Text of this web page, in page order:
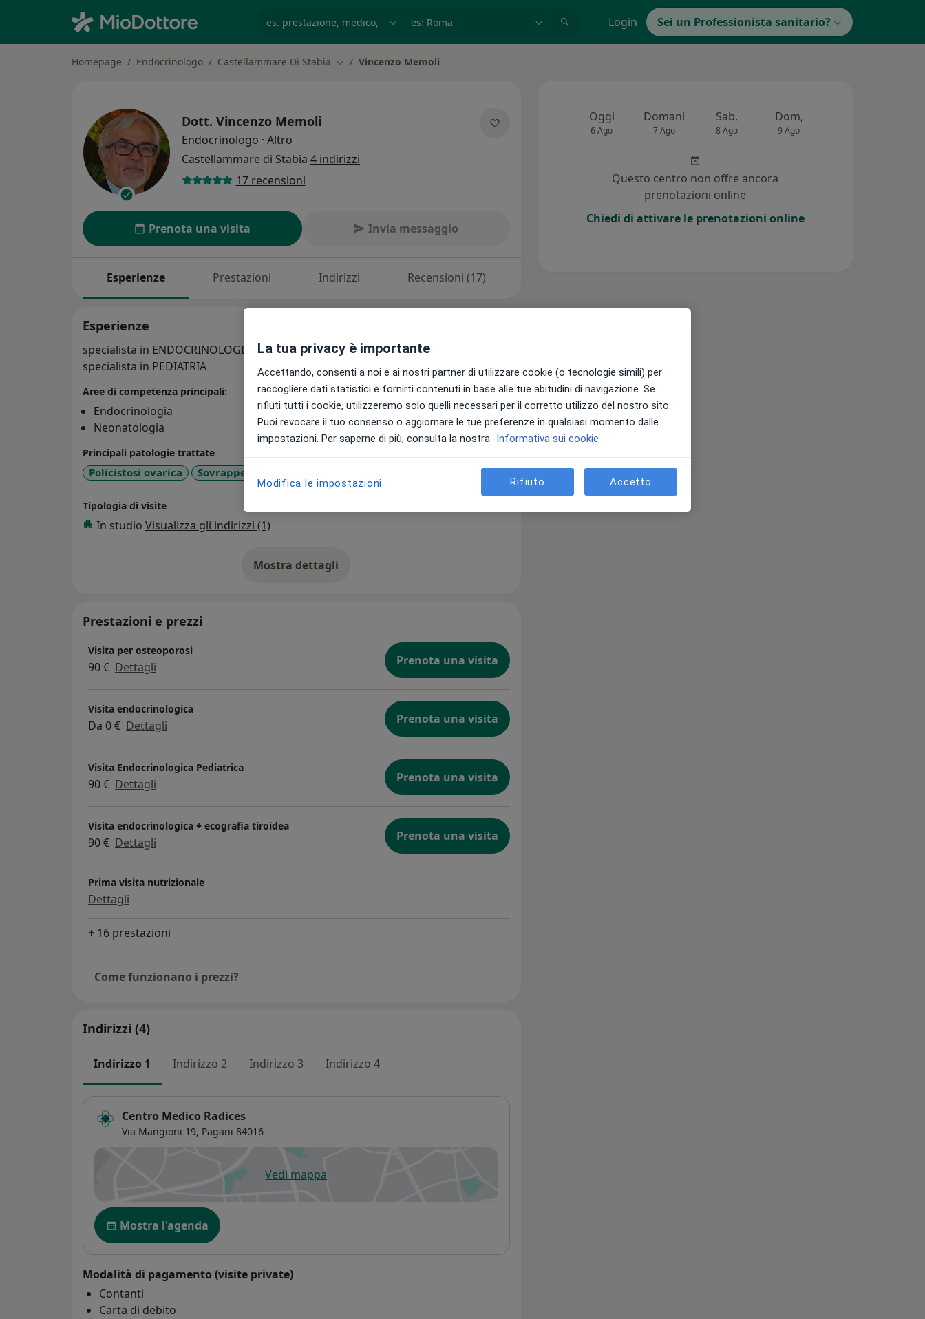
Login Sei un Professionista sanitario?
Homepage Endocrinologo Castellammare Di Stabia Cambia città
Vincenzo Memoli
Dott. Vincenzo Memoli
Endocrinologo · Altro
Castellammare di Stabia 4 indirizzi
17 recensioni
Prenota una visita Invia messaggio
Esperienze Prestazioni Indirizzi Recensioni (17)
Esperienze
specialista in ENDOCRINOLOGIA
specialista in PEDIATRIA
Aree di competenza principali:
Endocrinologia
Neonatologia
Principali patologie trattate
Policistosi ovarica Sovrappeso a11y_sr_more_diseases
Tipologia di visite
In studio Visualizza gli indirizzi (1)
Mostra dettagli
sull'esperienza
Prestazioni e prezzi
Visita per osteoporosi
90 € Dettagli Prenota una visita
Visita endocrinologica
Da 0 € Dettagli Prenota una visita
Visita Endocrinologica Pediatrica
90 € Dettagli Prenota una visita
Visita endocrinologica + ecografia tiroidea
90 € Dettagli Prenota una visita
Prima visita nutrizionale
Dettagli
+ 16 prestazioni
Come funzionano i prezzi?
Indirizzi (4)
Indirizzo 1 Indirizzo 2 Indirizzo 3 Indirizzo 4
Centro Medico Radices
Via Mangioni 19, Pagani 84016
Vedi mappasi apre in una nuova scheda
Disponibilità
Mostra l'agenda
Modalità di pagamento (visite private)
Contanti
Carta di debito
Oggi
6 Ago
Domani
7 Ago
Sab,
8 Ago
Dom,
9 Ago
Questo centro non offre ancora
prenotazioni online
Chiedi di attivare le prenotazioni online
La tua privacy è importante
Accettando, consenti a noi e ai nostri partner di utilizzare cookie (o tecnologie simili) per
raccogliere dati statistici e fornirti contenuti in base alle tue abitudini di navigazione. Se
rifiuti tutti i cookie, utilizzeremo solo quelli necessari per il corretto utilizzo del nostro sito.
Puoi revocare il tuo consenso o aggiornare le tue preferenze in qualsiasi momento dalle
impostazioni. Per saperne di più, consulta la nostra Informativa sui cookie
Modifica le impostazioni Rifiuto Accetto